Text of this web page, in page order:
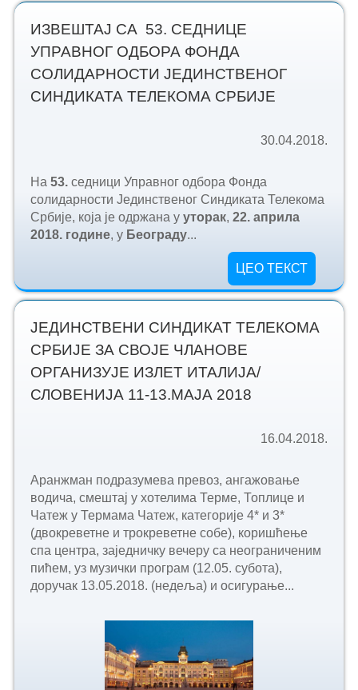
ИЗВЕШТАЈ СА 53. СЕДНИЦЕ
УПРАВНОГ ОДБОРА ФОНДА
СОЛИДАРНОСТИ ЈЕДИНСТВЕНОГ
СИНДИКАТА ТЕЛЕКОМА СРБИЈЕ
30.04.2018.
На 53. седници Управног одбора Фонда
солидарности Јединственог Синдиката Телекома
Србије, која је одржана у уторак, 22. априла
2018. године, у Београду...
ЦЕО ТЕКСТ
ЈЕДИНСТВЕНИ СИНДИКАТ ТЕЛЕКОМА
СРБИЈЕ ЗА СВОЈЕ ЧЛАНОВЕ
ОРГАНИЗУЈЕ ИЗЛЕТ ИТАЛИЈА/
СЛОВЕНИЈА 11-13.МАЈА 2018
16.04.2018.
Аранжман подразумева превоз, ангажовање
водича, смештај у хотелима Терме, Топлице и
Чатеж у Термама Чатеж, категорије 4* и 3*
(двокреветне и трокреветне собе), коришћење
спа центра, заједничку вечеру са неограниченим
пићем, уз музички програм (12.05. субота),
доручак 13.05.2018. (недеља) и осигурање...